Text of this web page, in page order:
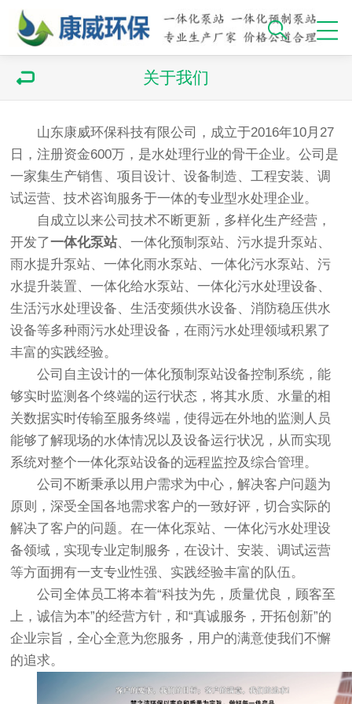
关于我们
山东康威环保科技有限公司，成立于2016年10月27
日，注册资金600万，是水处理行业的骨干企业。公司是
一家集生产销售、项目设计、设备制造、工程安装、调
试运营、技术咨询服务于一体的专业型水处理企业。
自成立以来公司技术不断更新，多样化生产经营，
开发了一体化泵站、一体化预制泵站、污水提升泵站、
雨水提升泵站、一体化雨水泵站、一体化污水泵站、污
水提升装置、一体化给水泵站、一体化污水处理设备、
生活污水处理设备、生活变频供水设备、消防稳压供水
设备等多种雨污水处理设备，在雨污水处理领域积累了
丰富的实践经验。
公司自主设计的一体化预制泵站设备控制系统，能
够实时监测各个终端的运行状态，将其水质、水量的相
关数据实时传输至服务终端，使得远在外地的监测人员
能够了解现场的水体情况以及设备运行状况，从而实现
系统对整个一体化泵站设备的远程监控及综合管理。
公司不断秉承以用户需求为中心，解决客户问题为
原则，深受全国各地需求客户的一致好评，切合实际的
解决了客户的问题。在一体化泵站、一体化污水处理设
备领域，实现专业定制服务，在设计、安装、调试运营
等方面拥有一支专业性强、实践经验丰富的队伍。
公司全体员工将本着“科技为先，质量优良，顾客至
上，诚信为本”的经营方针，和“真诚服务，开拓创新”的
企业宗旨，全心全意为您服务，用户的满意使我们不懈
的追求。